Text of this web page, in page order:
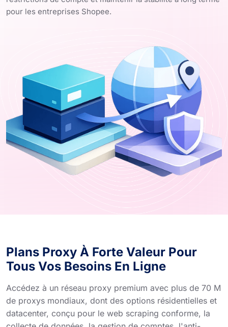
pour les entreprises Shopee.
Plans Proxy À Forte Valeur Pour
Tous Vos Besoins En Ligne
Accédez à un réseau proxy premium avec plus de 70 M
de proxys mondiaux, dont des options résidentielles et
datacenter, conçu pour le web scraping conforme, la